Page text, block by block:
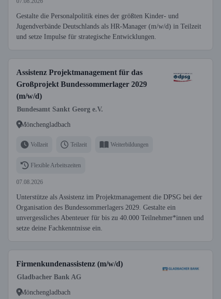
Gestalte die Personalpolitik eines der größten Kinder- und
Jugendverbände Deutschlands als HR-Manager (m/w/d) in Teilzeit
und setze Impulse für strategische Entwicklungen.
Assistenz Projektmanagement für das
Großprojekt Bundessommerlager 2029
(m/w/d)
Bundesamt Sankt Georg e.V.
Mönchengladbach
Vollzeit Teilzeit Weiterbildungen
Flexible Arbeitszeiten
07.08.2026
Unterstütze als Assistenz im Projektmanagement die DPSG bei der
Organisation des Bundessommerlagers 2029. Gestalte ein
unvergessliches Abenteuer für bis zu 40.000 Teilnehmer*innen und
setze deine Fachkenntnisse ein.
Firmenkundenassistenz (m/w/d)
Gladbacher Bank AG
Mönchengladbach